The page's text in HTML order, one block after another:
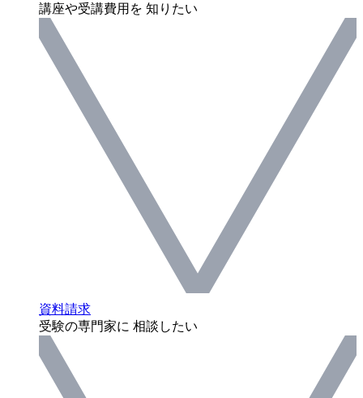
講座や受講費用を 知りたい
資料請求
受験の専門家に 相談したい